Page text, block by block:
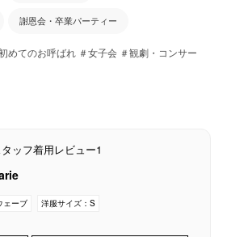
謝恩会・卒業パーティー
めてのお呼ばれ ＃女子会 ＃観劇・コンサー
ッフ着用レビュー1
ェーブ 洋服サイズ： S